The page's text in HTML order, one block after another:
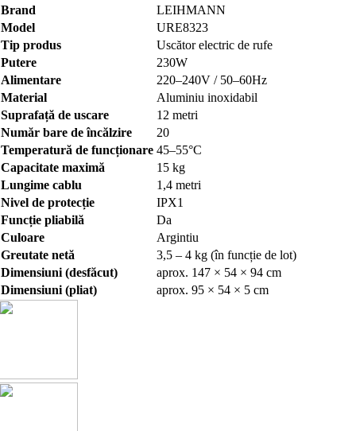
Brand
LEIHMANN
Model
URE8323
Tip produs
Uscător electric de rufe
Putere
230W
Alimentare
220–240V / 50–60Hz
Material
Aluminiu inoxidabil
Suprafață de uscare
12 metri
Număr bare de încălzire
20
Temperatură de funcționare 45–55°C
Capacitate maximă
15 kg
Lungime cablu
1,4 metri
Nivel de protecție
IPX1
Funcție pliabilă
Da
Culoare
Argintiu
Greutate netă
3,5 – 4 kg (în funcție de lot)
Dimensiuni (desfăcut)
aprox. 147 × 54 × 94 cm
Dimensiuni (pliat)
aprox. 95 × 54 × 5 cm